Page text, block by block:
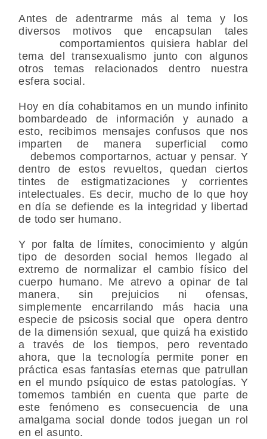
Antes de adentrarme más al tema y los
diversos motivos que encapsulan tales
comportamientos quisiera hablar del
tema del transexualismo junto con algunos
otros temas relacionados dentro nuestra
esfera social.
Hoy en día cohabitamos en un mundo infinito
bombardeado de información y aunado a
esto, recibimos mensajes confusos que nos
imparten de manera superficial como
debemos comportarnos, actuar y pensar. Y
dentro de estos revueltos, quedan ciertos
tintes de estigmatizaciones y corrientes
intelectuales. Es decir, mucho de lo que hoy
en día se defiende es la integridad y libertad
de todo ser humano.
Y por falta de límites, conocimiento y algún
tipo de desorden social hemos llegado al
extremo de normalizar el cambio físico del
cuerpo humano. Me atrevo a opinar de tal
manera, sin prejuicios ni ofensas,
simplemente encarrilando más hacia una
especie de psicosis social que opera dentro
de la dimensión sexual, que quizá ha existido
a través de los tiempos, pero reventado
ahora, que la tecnología permite poner en
práctica esas fantasías eternas que patrullan
en el mundo psíquico de estas patologías. Y
tomemos también en cuenta que parte de
este fenómeno es consecuencia de una
amalgama social donde todos juegan un rol
en el asunto.